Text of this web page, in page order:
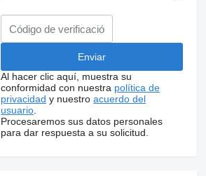
Al hacer clic aquí, muestra su
conformidad con nuestra política de
privacidad y nuestroacuerdo del
usuario
Procesaremos sus datos personales
para dar respuesta a su solicitud.